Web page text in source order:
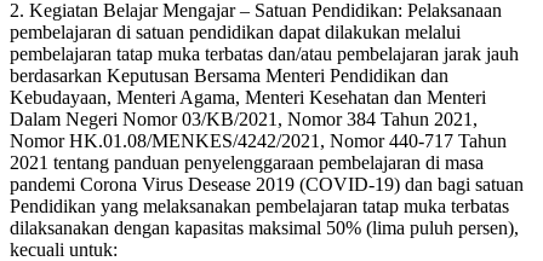
2. Kegiatan Belajar Mengajar – Satuan Pendidikan: Pelaksanaan
pembelajaran di satuan pendidikan dapat dilakukan melalui
pembelajaran tatap muka terbatas dan/atau pembelajaran jarak jauh
berdasarkan Keputusan Bersama Menteri Pendidikan dan
Kebudayaan, Menteri Agama, Menteri Kesehatan dan Menteri
Dalam Negeri Nomor 03/KB/2021, Nomor 384 Tahun 2021,
Nomor HK.01.08/MENKES/4242/2021, Nomor 440-717 Tahun
2021 tentang panduan penyelenggaraan pembelajaran di masa
pandemi Corona Virus Desease 2019 (COVID-19) dan bagi satuan
Pendidikan yang melaksanakan pembelajaran tatap muka terbatas
dilaksanakan dengan kapasitas maksimal 50% (lima puluh persen),
kecuali untuk: